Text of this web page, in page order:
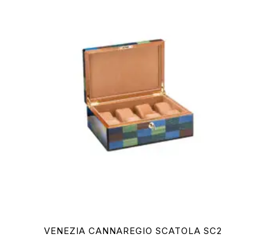
VENEZIA CANNAREGIO SCATOLA SC2